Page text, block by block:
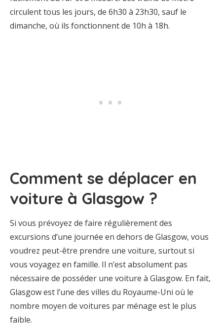
circulent tous les jours, de 6h30 à 23h30, sauf le
dimanche, où ils fonctionnent de 10h à 18h.
Comment se déplacer en
voiture à Glasgow ?
Si vous prévoyez de faire régulièrement des
excursions d’une journée en dehors de Glasgow, vous
voudrez peut-être prendre une voiture, surtout si
vous voyagez en famille. Il n’est absolument pas
nécessaire de posséder une voiture à Glasgow. En fait,
Glasgow est l’une des villes du Royaume-Uni où le
nombre moyen de voitures par ménage est le plus
faible.